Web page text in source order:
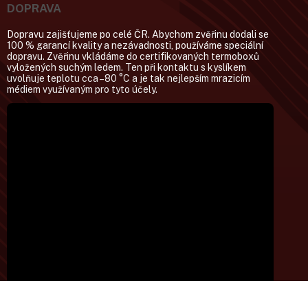
DOPRAVA
Dopravu zajišťujeme po celé ČR. Abychom zvěřinu dodali se
100 % garancí kvality a nezávadnosti, používáme speciální
dopravu. Zvěřinu vkládáme do certifikovaných termoboxů
vyložených suchým ledem. Ten při kontaktu s kyslíkem
uvolňuje teplotu cca –80 °C a je tak nejlepším mrazicím
médiem využívaným pro tyto účely.